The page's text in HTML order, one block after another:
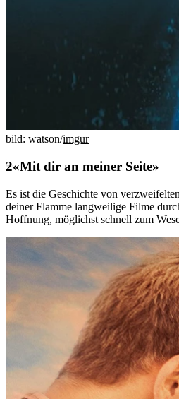
bild: watson/imgur
«Mit dir an meiner Seite»
Es ist die Geschichte von
deiner Flamme langweilige Filme
Hoffnung, möglichst schnell zum